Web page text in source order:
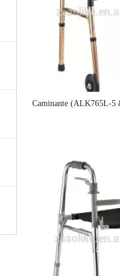
Caminante (ALK765L-5